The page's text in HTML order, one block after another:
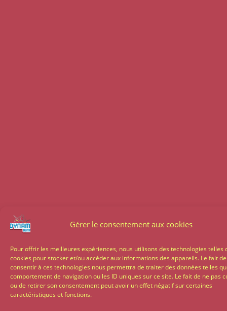
Gérer le consentement aux cookies
Pour offrir les meilleures expériences, nous utilisons des technologies telles
cookies pour stocker et/ou accéder aux informations des appareils. Le fait de
consentir à ces technologies nous permettra de traiter des données telles
comportement de navigation ou les ID uniques sur ce site. Le fait de ne pas
ou de retirer son consentement peut avoir un effet négatif sur certaines
caractéristiques et fonctions.